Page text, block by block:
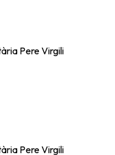
Pere Virgili
Pere Virgili